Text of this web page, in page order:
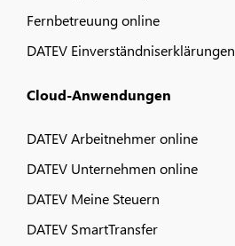
Fernbetreuung online
DATEV Einverständniserklärungen
Cloud-Anwendungen
DATEV Arbeitnehmer online
DATEV Unternehmen online
DATEV Meine Steuern
DATEV SmartTransfer